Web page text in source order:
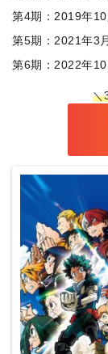
第4期：2019年
第5期：2021年3
第6期：2022年10
＼